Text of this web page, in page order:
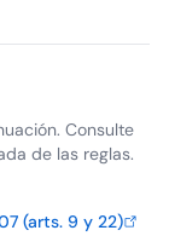
Consulte
de las reglas.
(arts. 9 y 22)